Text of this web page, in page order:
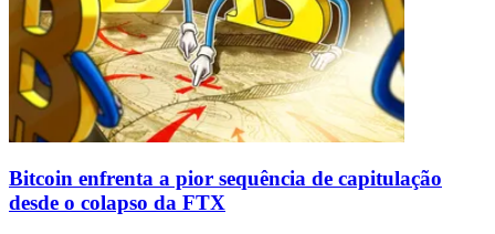
Bitcoin enfrenta a pior sequência de capitulação
desde o colapso da FTX